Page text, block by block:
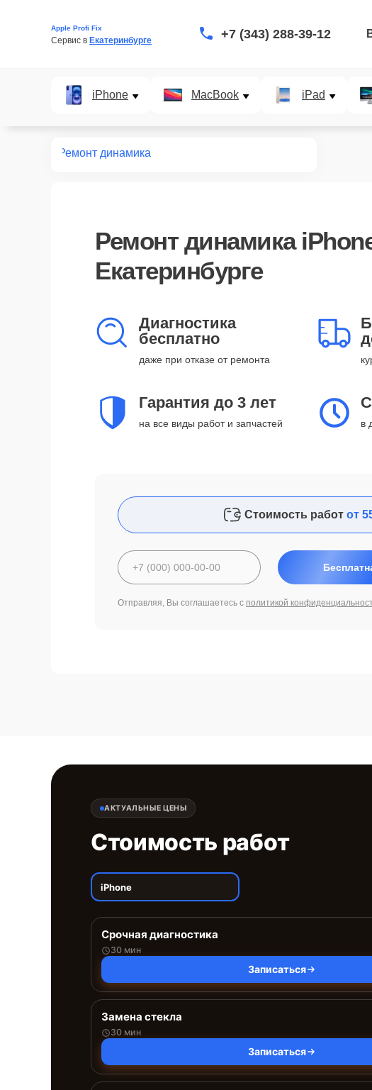
Apple Profi Fix
Сервис в Екатеринбурге +7 (343) 288-39-12
iPhone MacBook iPad
Ремонт динамика
Ремонт динамика
Екатеринбурге
Диагностика
бесплатно
даже при отказе от ремонта
Гарантия до 3 лет
на все виды работ и запчастей в
Стоимость работ от
Отправляя, Вы соглашаетесь с политикой
АКТУАЛЬНЫЕ ЦЕНЫ
Стоимость работ
iPhone
Срочная диагностика
30 мин
Записаться
Замена стекла
30 мин
Записаться